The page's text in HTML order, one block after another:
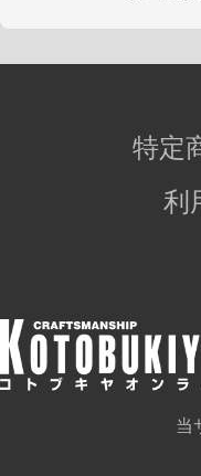
特定
利
当